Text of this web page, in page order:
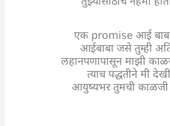
एक promise आई
आईबाबा जसे तुम्ही
लहानपणापासून माझी
त्याच पद्धतीने मी
आयुष्यभर तुमची